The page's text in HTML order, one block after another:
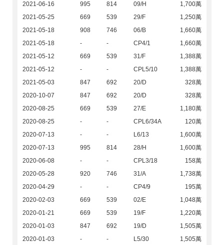
2021-06-16
995 814 09/H
1,700萬
2021-05-25
669 539 29/F
1,250萬
2021-05-18
908 746 06/B
1,660萬
2021-05-18
- - CP4/1
1,660萬
2021-05-12
669 539 31/F
1,388萬
2021-05-12
- - CPL5/10
1,388萬
2021-05-03
847 692 20/D
328萬
2020-10-07
847 692 20/D
328萬
2020-08-25
669 539 27/E
1,180萬
2020-08-25
- - CPL6/34A
120萬
2020-07-13
- - L6/13
1,600萬
2020-07-13
995 814 28/H
1,600萬
2020-06-08
- - CPL3/18
158萬
2020-05-28
920 746 31/A
1,738萬
2020-04-29
- - CP4/9
195萬
2020-02-03
669 539 02/E
1,048萬
2020-01-21
669 539 19/F
1,220萬
2020-01-03
847 692 19/D
1,505萬
2020-01-03
- - L5/30
1,505萬